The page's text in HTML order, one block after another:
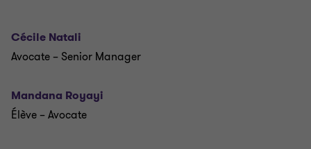
Cécile Natali
Avocate – Senior Manager
Mandana Royayi
Élève – Avocate